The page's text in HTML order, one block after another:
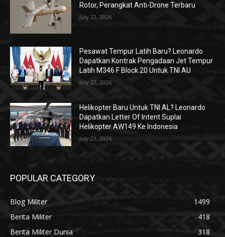
Rotor, Perangkat Anti-Drone Terbaru
July 22, 2026
Pesawat Tempur Latih Baru? Leonardo
Dapatkan Kontrak Pengadaan Jet Tempur
Latih M346 F Block 20 Untuk TNI AU
July 22, 2026
Helikopter Baru Untuk TNI AL? Leonardo
Dapatkan Letter Of Intent Suplai
Helikopter AW149 Ke Indonesia
July 21, 2026
POPULAR CATEGORY
Blog Militer
1499
Berita Militer
418
Berita Militer Dunia
318